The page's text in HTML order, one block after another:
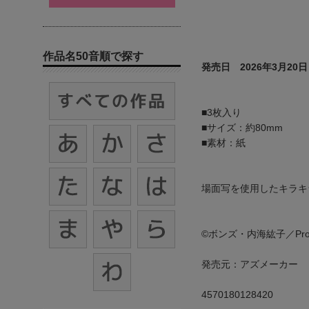
発売日 2026年3月20日
■3枚入り
■サイズ：約80mm
■素材：紙
場面写を使用したキラ
©ボンズ・内海紘子／
発売元：アズメーカー
4570180128420
作品名50音順で探す